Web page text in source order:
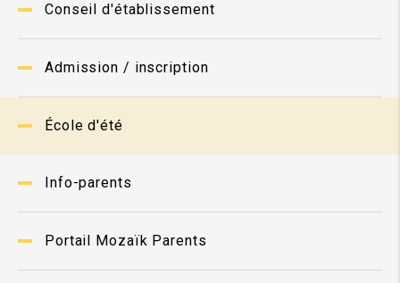
Conseil d'établissement
Admission / inscription
École d'été
Info-parents
Portail Mozaïk Parents